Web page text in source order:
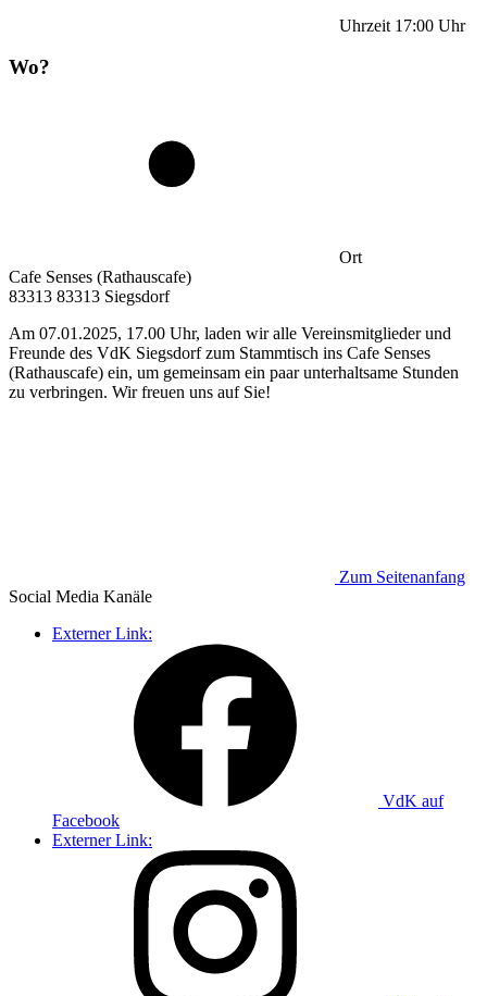
Uhrzeit 17:00 Uhr
Wo?
Ort
Cafe Senses (Rathauscafe)
83313 83313 Siegsdorf
Am 07.01.2025, 17.00 Uhr, laden wir alle Vereinsmitglieder und
Freunde des VdK Siegsdorf zum Stammtisch ins Cafe Senses
(Rathauscafe) ein, um gemeinsam ein paar unterhaltsame Stunden
zu verbringen. Wir freuen uns auf Sie!
Zum Seitenanfang
Social Media Kanäle
Externer Link:
VdK auf
Facebook
Externer Link: